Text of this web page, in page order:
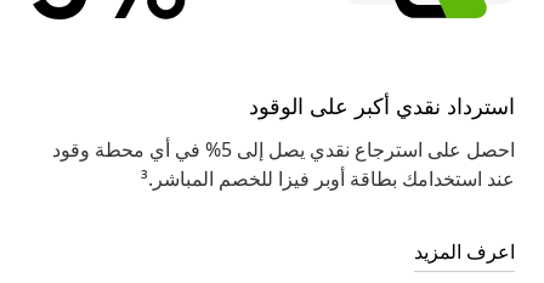
استرداد نقدي أكبر على الوقود
احصل على استرجاع نقدي يصل إلى 5% في أي محطة وقود
عند استخدامك بطاقة أوبر فيزا للخصم المباشر.³
اعرف المزيد